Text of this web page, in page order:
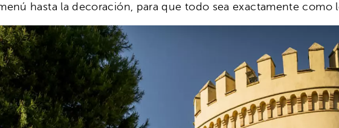
hasta la decoración, para que todo sea exactamente como